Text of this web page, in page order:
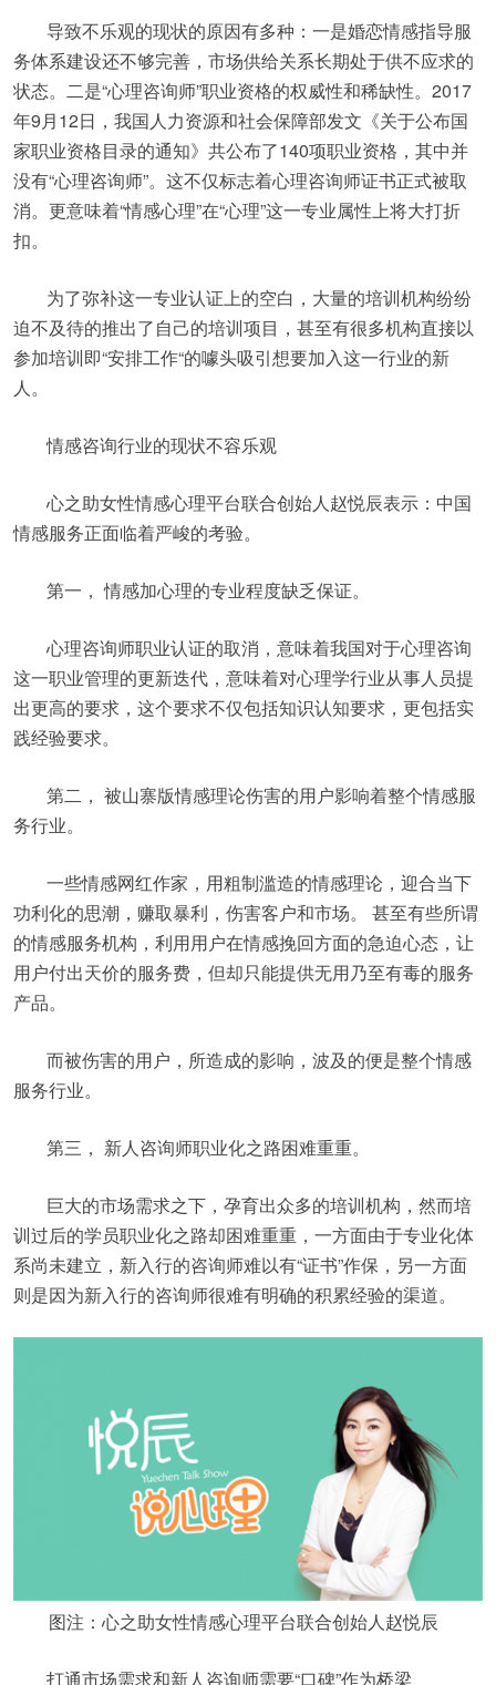
导致不乐观的现状的原因有多种：一是婚恋情感指导服
务体系建设还不够完善，市场供给关系长期处于供不应求的
状态。二是“心理咨询师”职业资格的权威性和稀缺性。2017
年9月12日，我国人力资源和社会保障部发文《关于公布国
家职业资格目录的通知》共公布了140项职业资格，其中并
没有“心理咨询师”。这不仅标志着心理咨询师证书正式被取
消。更意味着“情感心理”在“心理”这一专业属性上将大打折
扣。
为了弥补这一专业认证上的空白，大量的培训机构纷纷
迫不及待的推出了自己的培训项目，甚至有很多机构直接以
参加培训即“安排工作“的噱头吸引想要加入这一行业的新
人。
情感咨询行业的现状不容乐观
心之助女性情感心理平台联合创始人赵悦辰表示：中国
情感服务正面临着严峻的考验。
第一， 情感加心理的专业程度缺乏保证。
心理咨询师职业认证的取消，意味着我国对于心理咨询
这一职业管理的更新迭代，意味着对心理学行业从事人员提
出更高的要求，这个要求不仅包括知识认知要求，更包括实
践经验要求。
第二， 被山寨版情感理论伤害的用户影响着整个情感服
务行业。
一些情感网红作家，用粗制滥造的情感理论，迎合当下
功利化的思潮，赚取暴利，伤害客户和市场。 甚至有些所谓
的情感服务机构，利用用户在情感挽回方面的急迫心态，让
用户付出天价的服务费，但却只能提供无用乃至有毒的服务
产品。
而被伤害的用户，所造成的影响，波及的便是整个情感
服务行业。
第三， 新人咨询师职业化之路困难重重。
巨大的市场需求之下，孕育出众多的培训机构，然而培
训过后的学员职业化之路却困难重重，一方面由于专业化体
系尚未建立，新入行的咨询师难以有“证书”作保，另一方面
则是因为新入行的咨询师很难有明确的积累经验的渠道。
图注：心之助女性情感心理平台联合创始人赵悦辰
打通市场需求和新人咨询师需要“口碑”作为桥梁